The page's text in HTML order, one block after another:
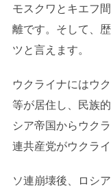
モスクワとキエフ
離です。そして、
ツと言えます。
ウクライナにはウ
等が居住し、民族
シア帝国からウク
連共産党がウクラ
ソ連崩壊後、ロシ